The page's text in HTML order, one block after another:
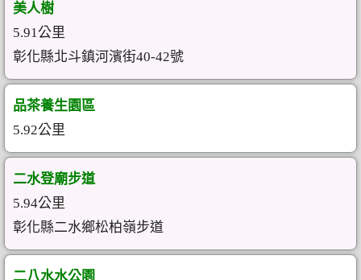
美人樹
5.91公里
彰化縣北斗鎮河濱街40-42號
品茶養生園區
5.92公里
二水登廟步道
5.94公里
彰化縣二水鄉松柏嶺步道
二八水水公園